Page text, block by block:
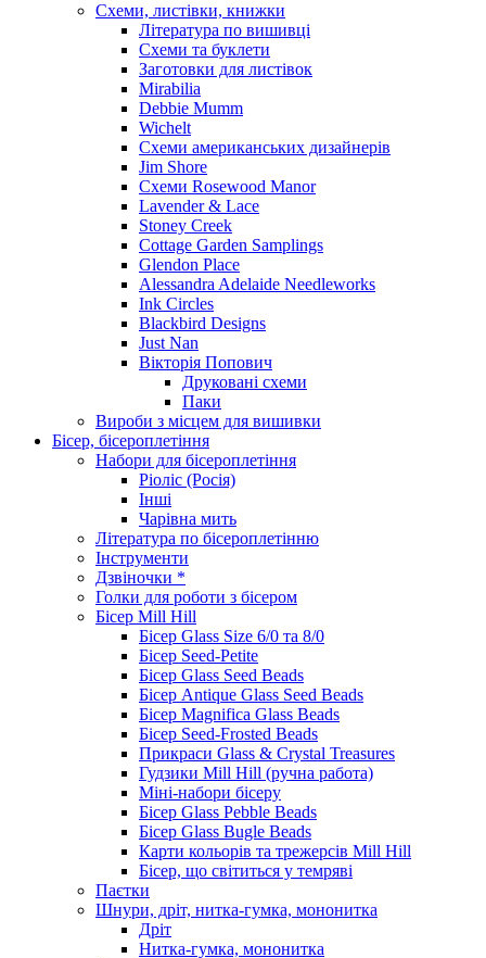
Схеми, листівки, книжки
Література по вишивці
Схеми та буклети
Заготовки для листівок
Mirabilia
Debbie Mumm
Wichelt
Схеми американських дизайнерів
Jim Shore
Cхеми Rosewood Manor
Lavender & Lace
Stoney Creek
Cottage Garden Samplings
Glendon Place
Alessandra Adelaide Needleworks
Ink Circles
Blackbird Designs
Just Nan
Вікторія Попович
Друковані схеми
Паки
Вироби з місцем для вишивки
Бісер, бісероплетіння
Набори для бісероплетіння
Ріоліс (Росія)
Інші
Чарівна мить
Література по бісероплетінню
Інструменти
Дзвіночки *
Голки для роботи з бісером
Бісер Mill Hill
Бісер Glass Size 6/0 та 8/0
Бісер Seed-Petite
Бісер Glass Seed Beads
Бісер Antique Glass Seed Beads
Бісер Magnifica Glass Beads
Бісер Seed-Frosted Beads
Прикраси Glass & Crystal Treasures
Гудзики Mill Hill (ручна работа)
Міні-набори бісеру
Бісер Glass Pebble Beads
Бісер Glass Bugle Beads
Карти кольорів та трежерсів Mill Hill
Бісер, що світиться у темряві
Паєтки
Шнури, дріт, нитка-гумка, мононитка
Дріт
Нитка-гумка, мононитка